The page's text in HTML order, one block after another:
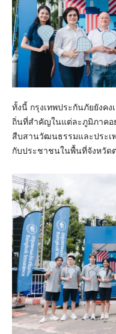
ทั้งนี้ กรุงเทพประกันภัยยังค
ถิ่นที่สำคัญในแต่ละภูมิภาคอย่
สืบสานวัฒนธรรมและประเ
กับประชาชนในพื้นที่จังหวัด